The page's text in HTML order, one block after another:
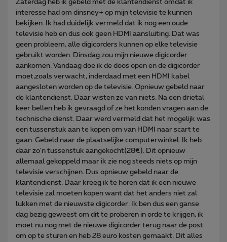
Zaterdag heb ik gebeld met de klantendienst omdat ik
interesse had om dinsney+ op mijn televisie te kunnen
bekijken. Ik had duidelijk vermeld dat ik nog een oude
televisie heb en dus ook geen HDMI aansluiting. Dat was
geen probleem, alle digicorders kunnen op elke televisie
gebruikt worden. Dinsdag zou mijn nieuwe digicorder
aankomen. Vandaag doe ik de doos open en de digicorder
moet,zoals verwacht, inderdaad met een HDMI kabel
aangesloten worden op de televisie. Opnieuw gebeld naar
de klantendienst. Daar wisten ze van niets. Na een drietal
keer bellen heb ik gevraagd of ze het konden vragen aan de
technische dienst. Daar werd vermeld dat het mogelijk was
een tussenstuk aan te kopen om van HDMI naar scart te
gaan. Gebeld naar de plaatselijke computerwinkel. Ik heb
daar zo'n tussenstuk aangekocht(28€). Dit opnieuw
allemaal gekoppeld maar ik zie nog steeds niets op mijn
televisie verschijnen. Dus opnieuw gebeld naar de
klantendienst. Daar kreeg ik te horen dat ik een nieuwe
televisie zal moeten kopen want dat het anders niet zal
lukken met de nieuwste digicorder. Ik ben dus een ganse
dag bezig geweest om dit te proberen in orde te krijgen, ik
moet nu nog met de nieuwe digicorder terug naar de post
om op te sturen en heb 28 euro kosten gemaakt. Dit alles